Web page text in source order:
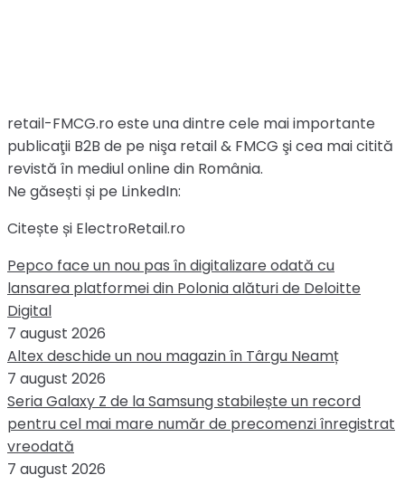
retail-FMCG.ro este una dintre cele mai importante
publicaţii B2B de pe nişa retail & FMCG şi cea mai citită
revistă în mediul online din România.
Ne găsești și pe LinkedIn:
Citește și ElectroRetail.ro
Pepco face un nou pas în digitalizare odată cu
lansarea platformei din Polonia alături de Deloitte
Digital
7 august 2026
Altex deschide un nou magazin în Târgu Neamț
7 august 2026
Seria Galaxy Z de la Samsung stabilește un record
pentru cel mai mare număr de precomenzi înregistrat
vreodată
7 august 2026